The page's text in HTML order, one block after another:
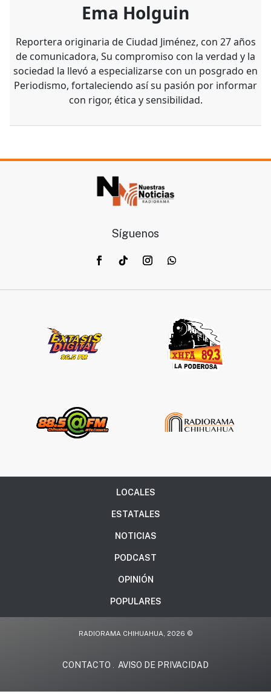
Ema Holguin
Reportera originaria de Ciudad Jiménez, con 27 años
de comunicadora, Su compromiso con la verdad y la
sociedad la llevó a especializarse con un posgrado en
Periodismo, fortaleciendo así su pasión por informar
con rigor, ética y sensibilidad.
Síguenos
LOCALES
ESTATALES
NOTICIAS
PODCAST
OPINIÓN
POPULARES
RADIORAMA CHIHUAHUA, 2026 ©
CONTACTO AVISO DE PRIVACIDAD